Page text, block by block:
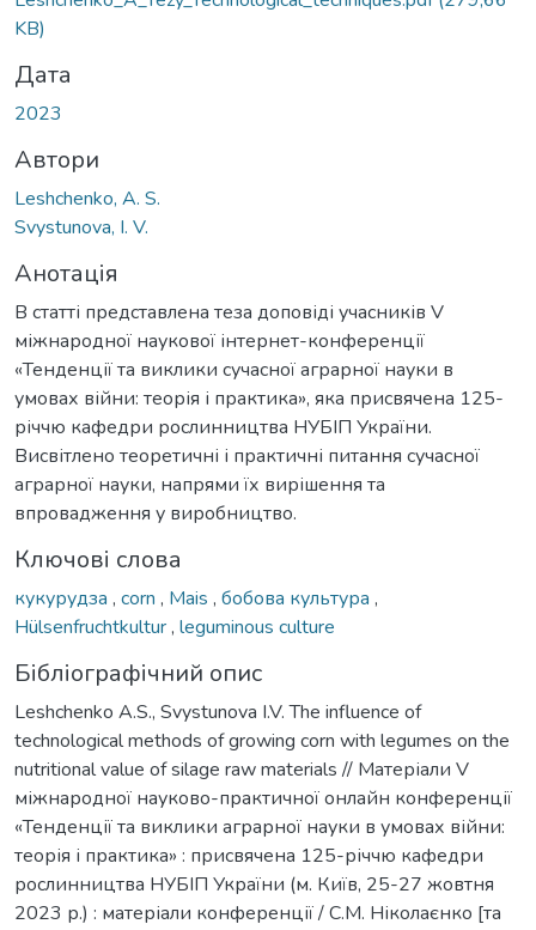
KB)
Дата
2023
Автори
Leshchenko, A. S.
Svystunova, I. V.
Анотація
В статті представлена теза доповіді учасників V
міжнародної наукової інтернет-конференції
«Тенденції та виклики сучасної аграрної науки в
умовах війни: теорія і практика», яка присвячена 125-
річчю кафедри рослинництва НУБІП України.
Висвітлено теоретичні і практичні питання сучасної
аграрної науки, напрями їх вирішення та
впровадження у виробництво.
Ключові слова
кукурудза , corn , Mais , бобова культура ,
Hülsenfruchtkultur, leguminous culture
Бібліографічний опис
Leshchenko A.S., Svystunova I.V. The influence of
technological methods of growing corn with legumes on the
nutritional value of silage raw materials // Матеріали V
міжнародної науково-практичної онлайн конференції
«Тенденції та виклики аграрної науки в умовах війни:
теорія і практика» : присвячена 125-річчю кафедри
рослинництва НУБІП України (м. Київ, 25-27 жовтня
2023 р.) : матеріали конференції / С.М. Ніколаєнко [та